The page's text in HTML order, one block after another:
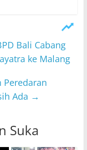
Bali Cabang
ke Malang
Peredaran
Ada →
Suka